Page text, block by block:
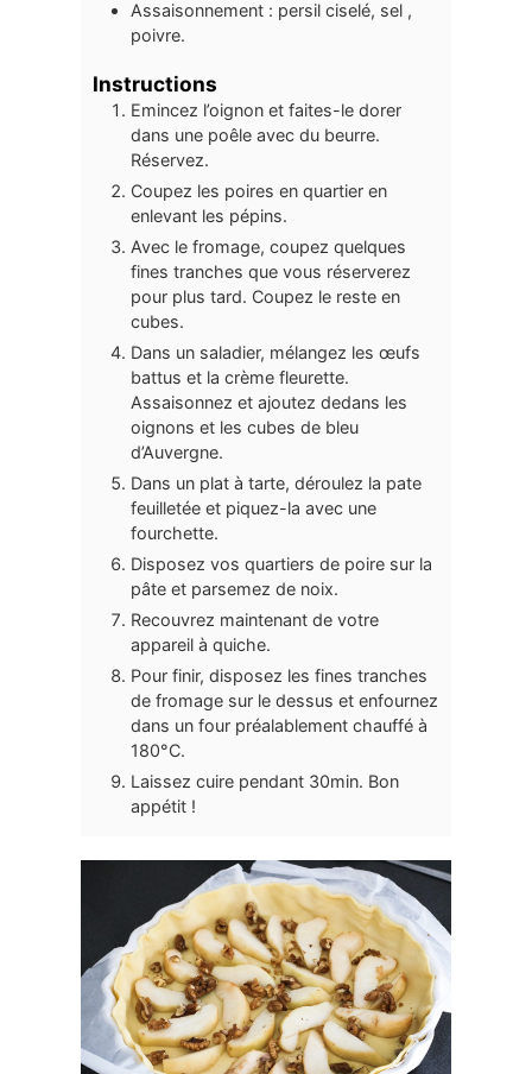
Assaisonnement : persil ciselé, sel ,
poivre.
Instructions
Emincez l’oignon et faites-le dorer
dans une poêle avec du beurre.
Réservez.
Coupez les poires en quartier en
enlevant les pépins.
Avec le fromage, coupez quelques
fines tranches que vous réserverez
pour plus tard. Coupez le reste en
cubes.
Dans un saladier, mélangez les œufs
battus et la crème fleurette.
Assaisonnez et ajoutez dedans les
oignons et les cubes de bleu
d’Auvergne.
Dans un plat à tarte, déroulez la pate
feuilletée et piquez-la avec une
fourchette.
Disposez vos quartiers de poire sur la
pâte et parsemez de noix.
Recouvrez maintenant de votre
appareil à quiche.
Pour finir, disposez les fines tranches
de fromage sur le dessus et enfournez
dans un four préalablement chauffé à
180°C.
Laissez cuire pendant 30min. Bon
appétit !